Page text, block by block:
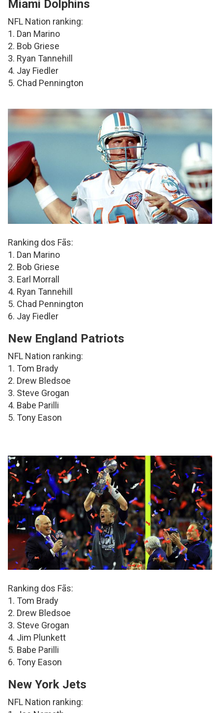
Miami Dolphins
NFL Nation ranking:
1. Dan Marino
2. Bob Griese
3. Ryan Tannehill
4. Jay Fiedler
5. Chad Pennington
Ranking dos Fãs:
1. Dan Marino
2. Bob Griese
3. Earl Morrall
4. Ryan Tannehill
5. Chad Pennington
6. Jay Fiedler
New England Patriots
NFL Nation ranking:
1. Tom Brady
2. Drew Bledsoe
3. Steve Grogan
4. Babe Parilli
5. Tony Eason
Ranking dos Fãs:
1. Tom Brady
2. Drew Bledsoe
3. Steve Grogan
4. Jim Plunkett
5. Babe Parilli
6. Tony Eason
New York Jets
NFL Nation ranking: